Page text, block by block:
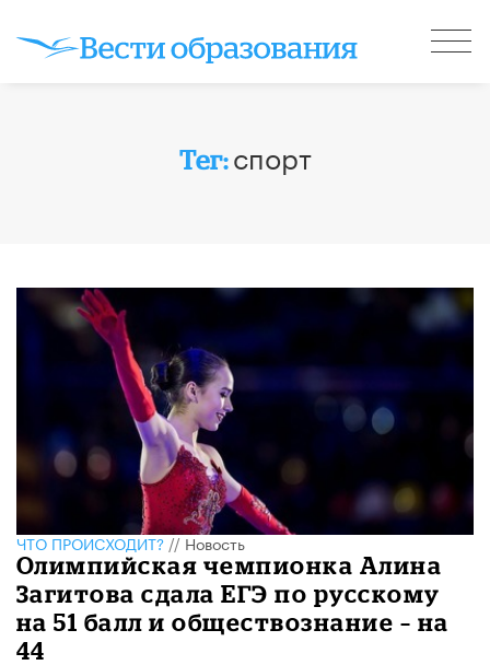
Тег:спорт
ЧТО ПРОИСХОДИТ?//Новость
Олимпийская чемпионка Алина
Загитова сдала ЕГЭ по русскому
на 51 балл и обществознание – на
44